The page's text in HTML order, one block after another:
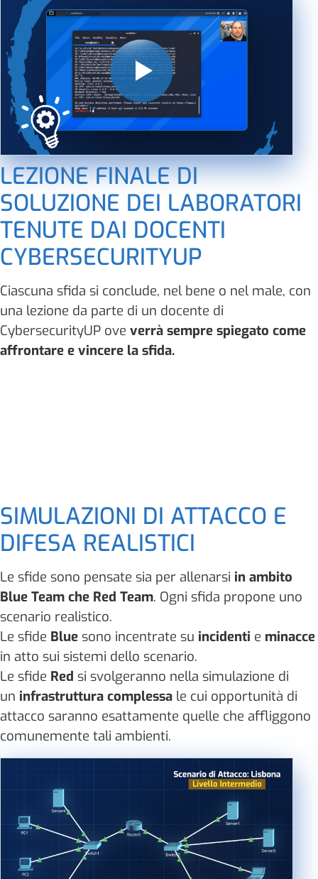
LEZIONE FINALE DI
SOLUZIONE DEI LABORATORI
TENUTE DAI DOCENTI
CYBERSECURITYUP
Ciascuna sfida si conclude, nel bene o nel male, con
una lezione da parte di un docente di
CybersecurityUP ove verrà sempre spiegato come
affrontare e vincere la sfida.
SIMULAZIONI DI ATTACCO E
DIFESA REALISTICI
Le sfide sono pensate sia per allenarsi in ambito
Blue Team che Red Team. Ogni sfida propone uno
scenario realistico.
Le sfide Blue sono incentrate su incidenti e minacce
in atto sui sistemi dello scenario.
Le sfide Red si svolgeranno nella simulazione di
un infrastruttura complessa le cui opportunità di
attacco saranno esattamente quelle che affliggono
comunemente tali ambienti.